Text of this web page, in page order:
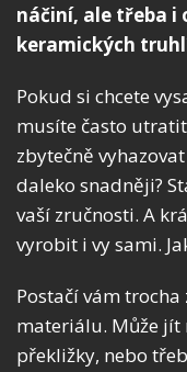
náčiní, ale třeba i
keramických
Pokud si chcete
musíte často
zbytečně
daleko snadněji?
vaší zručnosti. A
vyrobit i vy sami.
Postačí vám
materiálu. Může jít
překližky, nebo